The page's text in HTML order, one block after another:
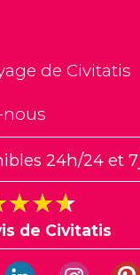
de Civitatis
24h/24 et
de Civitatis